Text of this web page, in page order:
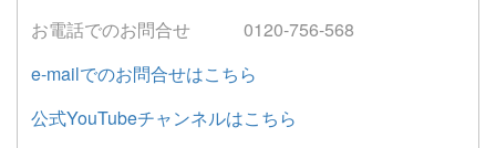
お電話でのお問合せ 0120-756-568
e-mailでのお問合せはこちら
公式YouTubeチャンネルはこちら